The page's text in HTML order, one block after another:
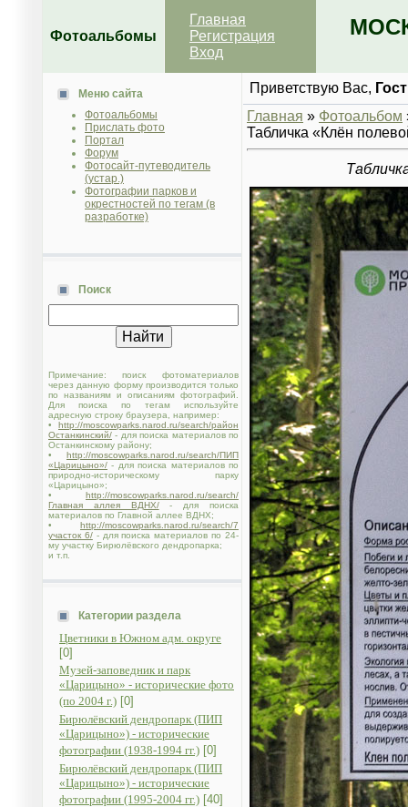
Фотоальбомы
Главная
Регистрация
Вход
Меню сайта
Фотоальбомы
Прислать фото
Портал
Форум
Фотосайт-путеводитель
(устар.)
Фотографии парков и
окрестностей по тегам (в
разработке)
Поиск
Примечание: поиск фотоматериалов
через данную форму производится только
по названиям и описаниям фотографий.
Для поиска по тегам используйте
адресную строку браузера, например:
• http://moscowparks.narod.ru/search/район
Останкинский/ - для поиска материалов по
Останкинскому району;
• http://moscowparks.narod.ru/search/ПИП
«Царицыно»/ - для поиска материалов по
природно-историческому парку
«Царицыно»;
• http://moscowparks.narod.ru/search/
Главная аллея ВДНХ/- для поиска
материалов по Главной аллее ВДНХ;
• http://moscowparks.narod.ru/search/7
участок 6/- для поиска материалов по 24-
му участку Бирюлёвского дендропарка;
и т.п.
Категории раздела
Цветники в Южном адм. округе
[0]
Музей-заповедник и парк
«Царицыно» - исторические фото
(по 2004 г.) [0]
Бирюлёвский дендропарк (ПИП
«Царицыно») - исторические
фотографии (1938-1994 гг.) [0]
Бирюлёвский дендропарк (ПИП
«Царицыно») - исторические
фотографии (1995-2004 гг.) [40]
Приветствую Вас,
Главная » Фотоальбом
Табличка «Клён